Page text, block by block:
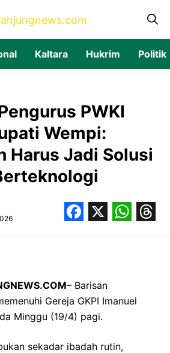
Kaltara Hukrim Politik
PWKI
Wempi:
Harus Jadi Solusi
– Barisan
Gereja GKPI Imanuel
Minggu (19/4) pagi.
sekadar ibadah rutin,